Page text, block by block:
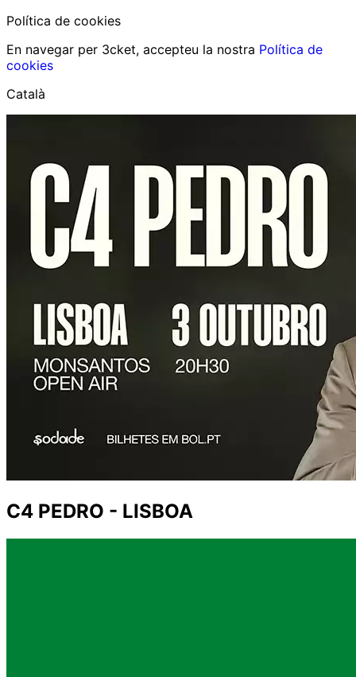
Política de cookies
En navegar per 3cket, accepteu la nostra Política de
cookies
Català
C4 PEDRO - LISBOA